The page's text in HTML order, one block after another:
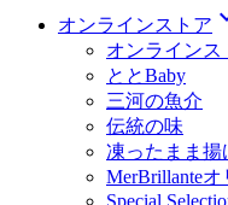
オンラインストア
オンラインス
ととBaby
三河の魚介
伝統の味
凍ったまま揚
MerBrillante
Special